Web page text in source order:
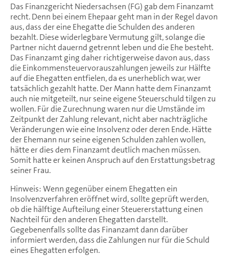
Das Finanzgericht Niedersachsen (FG) gab dem Finanzamt
recht. Denn bei einem Ehepaar geht man in der Regel davon
aus, dass der eine Ehegatte die Schulden des anderen
bezahlt. Diese widerlegbare Vermutung gilt, solange die
Partner nicht dauernd getrennt leben und die Ehe besteht.
Das Finanzamt ging daher richtigerweise davon aus, dass
die Einkommensteuervorauszahlungen jeweils zur Hälfte
auf die Ehegatten entfielen, da es unerheblich war, wer
tatsächlich gezahlt hatte. Der Mann hatte dem Finanzamt
auch nie mitgeteilt, nur seine eigene Steuerschuld tilgen zu
wollen. Für die Zurechnung waren nur die Umstände im
Zeitpunkt der Zahlung relevant, nicht aber nachträgliche
Veränderungen wie eine Insolvenz oder deren Ende. Hätte
der Ehemann nur seine eigenen Schulden zahlen wollen,
hätte er dies dem Finanzamt deutlich machen müssen.
Somit hatte er keinen Anspruch auf den Erstattungsbetrag
seiner Frau.
Hinweis: Wenn gegenüber einem Ehegatten ein
Insolvenzverfahren eröffnet wird, sollte geprüft werden,
ob die hälftige Aufteilung einer Steuererstattung einen
Nachteil für den anderen Ehegatten darstellt.
Gegebenenfalls sollte das Finanzamt dann darüber
informiert werden, dass die Zahlungen nur für die Schuld
eines Ehegatten erfolgen.